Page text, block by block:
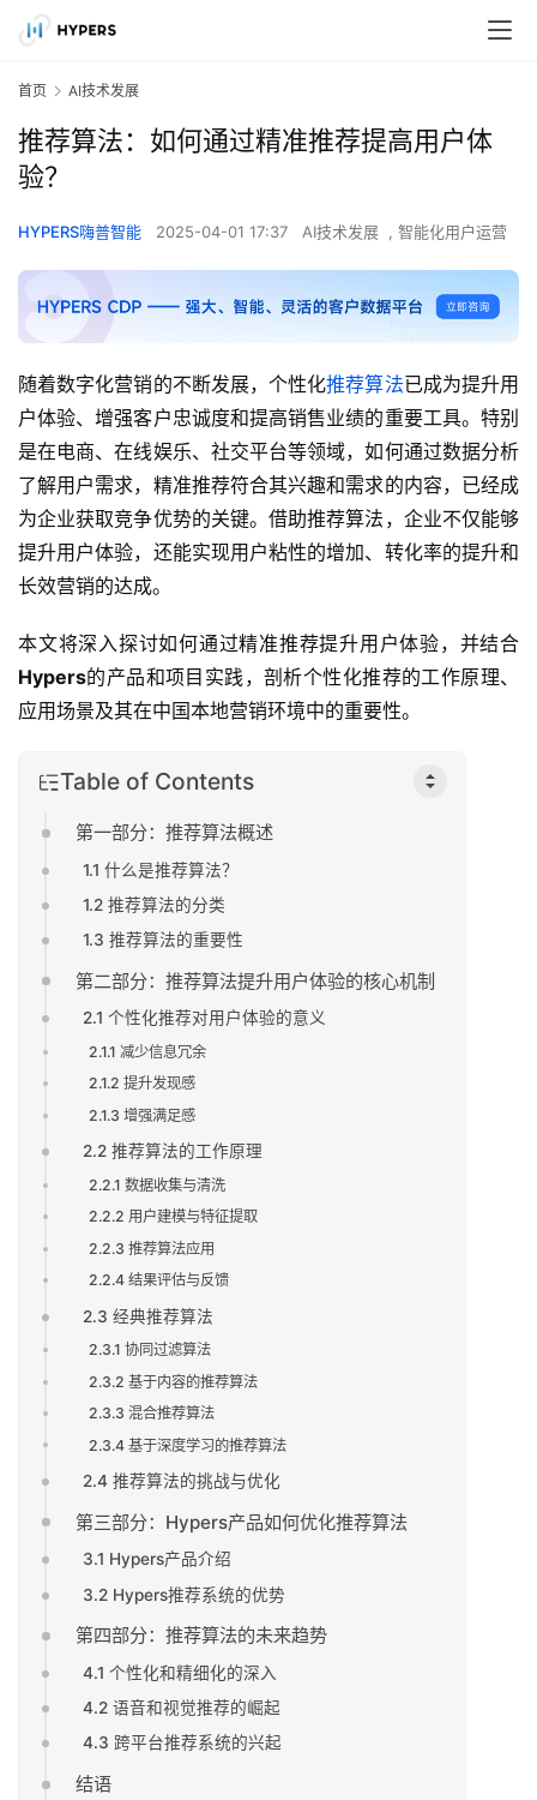
首页 AI技术发展
推荐算法：如何通过精准推荐提高用户体
验？
HYPERS嗨普智能 2025-04-01 17:37 AI技术发展 , 智能化用户运营
随着数字化营销的不断发展，个性化推荐算法已成为提升用
户体验、增强客户忠诚度和提高销售业绩的重要工具。特别
是在电商、在线娱乐、社交平台等领域，如何通过数据分析
了解用户需求，精准推荐符合其兴趣和需求的内容，已经成
为企业获取竞争优势的关键。借助推荐算法，企业不仅能够
提升用户体验，还能实现用户粘性的增加、转化率的提升和
长效营销的达成。
本文将深入探讨如何通过精准推荐提升用户体验，并结合
Hypers的产品和项目实践，剖析个性化推荐的工作原理、
应用场景及其在中国本地营销环境中的重要性。
Table of Contents
第一部分：推荐算法概述
1.1 什么是推荐算法？
1.2 推荐算法的分类
1.3 推荐算法的重要性
第二部分：推荐算法提升用户体验的核心机制
2.1 个性化推荐对用户体验的意义
2.1.1 减少信息冗余
2.1.2 提升发现感
2.1.3 增强满足感
2.2 推荐算法的工作原理
2.2.1 数据收集与清洗
2.2.2 用户建模与特征提取
2.2.3 推荐算法应用
2.2.4 结果评估与反馈
2.3 经典推荐算法
2.3.1 协同过滤算法
2.3.2 基于内容的推荐算法
2.3.3 混合推荐算法
2.3.4 基于深度学习的推荐算法
2.4 推荐算法的挑战与优化
第三部分：Hypers产品如何优化推荐算法
3.1 Hypers产品介绍
3.2 Hypers推荐系统的优势
第四部分：推荐算法的未来趋势
4.1 个性化和精细化的深入
4.2 语音和视觉推荐的崛起
4.3 跨平台推荐系统的兴起
结语